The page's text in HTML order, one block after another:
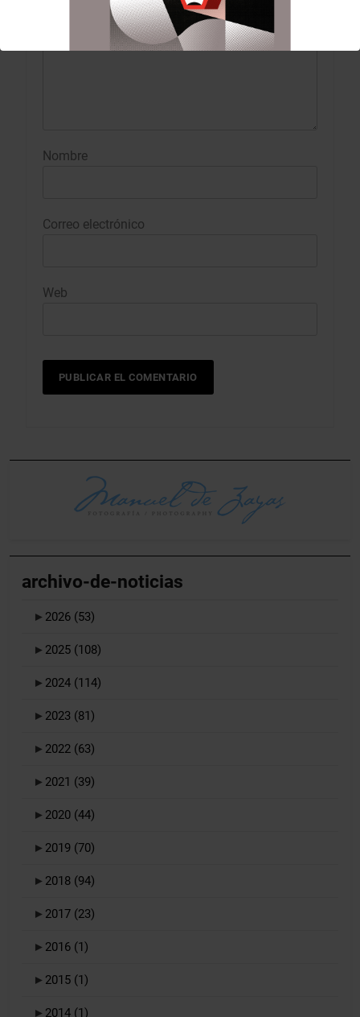
Nombre
Correo electrónico
Web
archivo-de-noticias
► 2026 (53)
► 2025 (108)
► 2024 (114)
► 2023 (81)
► 2022 (63)
► 2021 (39)
► 2020 (44)
► 2019 (70)
► 2018 (94)
► 2017 (23)
► 2016 (1)
► 2015 (1)
► 2014 (1)